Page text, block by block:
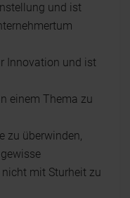
und ist
Innovation und ist
einem Thema zu
zu überwinden,
mit Sturheit zu